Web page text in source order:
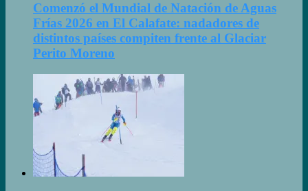
Comenzó el Mundial de Natación de Aguas
Frías 2026 en El Calafate: nadadores de
distintos países compiten frente al Glaciar
Perito Moreno